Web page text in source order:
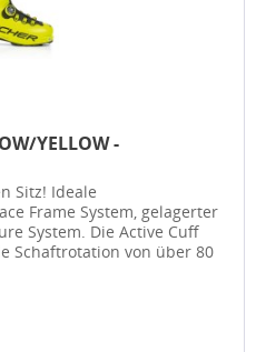
YELLOW -
Sitz! Ideale
Frame System, gelagerter
System. Die Active Cuff
Schaftrotation von über 80